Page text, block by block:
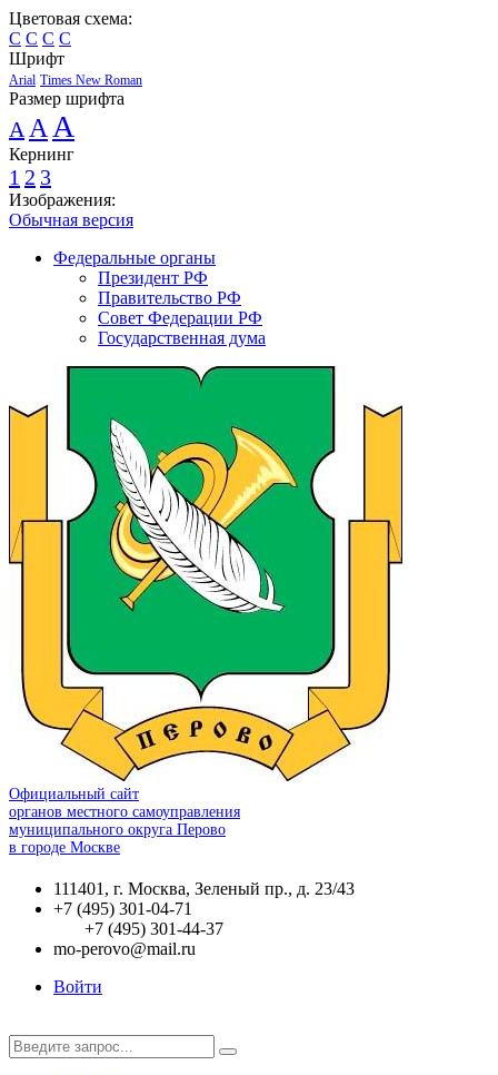
Цветовая схема:
C C C C
Шрифт
Arial Times New Roman
Размер шрифта
A A A
Кернинг
1 2 3
Изображения:
Обычная версия
Федеральные органы
Президент РФ
Правительство РФ
Совет Федерации РФ
Государственная дума
Официальный сайт
органов местного самоуправления
муниципального округа Перово
в городе Москве
111401, г. Москва, Зеленый пр., д. 23/43
+7 (495) 301-04-71
+7 (495) 301-44-37
mo-perovo@mail.ru
Войти